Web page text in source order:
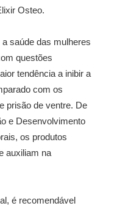
Osteo.
saúde das mulheres
questões
tendência a inibir a
com os
prisão de ventre. De
e Desenvolvimento
os produtos
auxiliam na
é recomendável